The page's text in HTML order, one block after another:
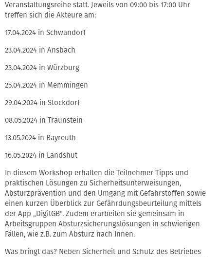
Veranstaltungsreihe statt. Jeweils von 09:00 bis 17:00 Uhr
treffen sich die Akteure am:
17.04.2024 in Schwandorf
23.04.2024 in Ansbach
23.04.2024 in Würzburg
25.04.2024 in Memmingen
29.04.2024 in Stockdorf
08.05.2024 in Traunstein
13.05.2024 in Bayreuth
16.05.2024 in Landshut
In diesem Workshop erhalten die Teilnehmer Tipps und
praktischen Lösungen zu Sicherheitsunterweisungen,
Absturzprävention und den Umgang mit Gefahrstoffen sowie
einen kurzen Überblick zur Gefährdungsbeurteilung mittels
der App „DigitGB“. Zudem erarbeiten sie gemeinsam in
Arbeitsgruppen Absturzsicherungslösungen in schwierigen
Fällen, wie z.B. zum Absturz nach Innen.
Was bringt das? Neben Sicherheit und Schutz des Betriebes